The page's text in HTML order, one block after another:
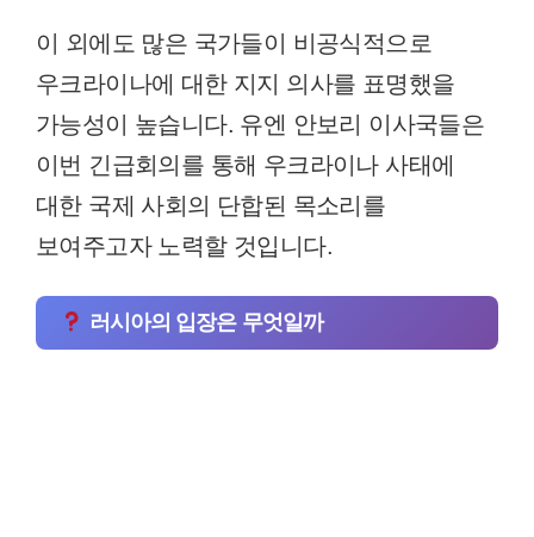
이 외에도 많은 국가들이 비공식적으로
우크라이나에 대한 지지 의사를 표명했을
가능성이 높습니다. 유엔 안보리 이사국들은
이번 긴급회의를 통해 우크라이나 사태에
대한 국제 사회의 단합된 목소리를
보여주고자 노력할 것입니다.
러시아의 입장은 무엇일까